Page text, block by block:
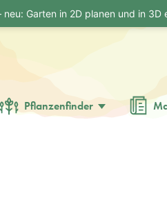
Pflanzenfinder
Garten in 2D planen und in 3D